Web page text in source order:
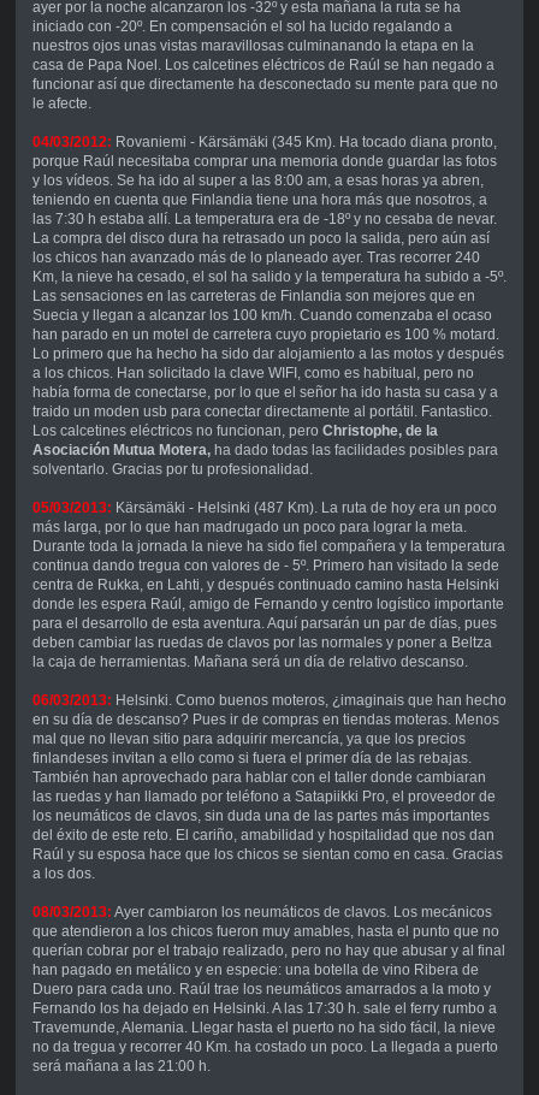
ayer por la noche alcanzaron los -32º y esta mañana la ruta se ha
iniciado con -20º. En compensación el sol ha lucido regalando a
nuestros ojos unas vistas maravillosas culminanando la etapa en la
casa de Papa Noel. Los calcetines eléctricos de Raúl se han negado a
funcionar así que directamente ha desconectado su mente para que no
le afecte.
04/03/2012: Rovaniemi - Kärsämäki (345 Km). Ha tocado diana pronto,
porque Raúl necesitaba comprar una memoria donde guardar las fotos
y los vídeos. Se ha ido al super a las 8:00 am, a esas horas ya abren,
teniendo en cuenta que Finlandia tiene una hora más que nosotros, a
las 7:30 h estaba allí. La temperatura era de -18º y no cesaba de nevar.
La compra del disco dura ha retrasado un poco la salida, pero aún así
los chicos han avanzado más de lo planeado ayer. Tras recorrer 240
Km, la nieve ha cesado, el sol ha salido y la temperatura ha subido a -5º.
Las sensaciones en las carreteras de Finlandia son mejores que en
Suecia y llegan a alcanzar los 100 km/h. Cuando comenzaba el ocaso
han parado en un motel de carretera cuyo propietario es 100 % motard.
Lo primero que ha hecho ha sido dar alojamiento a las motos y después
a los chicos. Han solicitado la clave WIFI, como es habitual, pero no
había forma de conectarse, por lo que el señor ha ido hasta su casa y a
traido un moden usb para conectar directamente al portátil. Fantastico.
Los calcetines eléctricos no funcionan, pero Christophe, de la
Asociación Mutua Motera,ha dado todas las facilidades posibles para
solventarlo. Gracias por tu profesionalidad.
05/03/2013: Kärsämäki - Helsinki (487 Km). La ruta de hoy era un poco
más larga, por lo que han madrugado un poco para lograr la meta.
Durante toda la jornada la nieve ha sido fiel compañera y la temperatura
continua dando tregua con valores de - 5º. Primero han visitado la sede
centra de Rukka, en Lahti, y después continuado camino hasta Helsinki
donde les espera Raúl, amigo de Fernando y centro logístico importante
para el desarrollo de esta aventura. Aquí parsarán un par de días, pues
deben cambiar las ruedas de clavos por las normales y poner a Beltza
la caja de herramientas. Mañana será un día de relativo descanso.
06/03/2013: Helsinki. Como buenos moteros, ¿imaginais que han hecho
en su día de descanso? Pues ir de compras en tiendas moteras. Menos
mal que no llevan sitio para adquirir mercancía, ya que los precios
finlandeses invitan a ello como si fuera el primer día de las rebajas.
También han aprovechado para hablar con el taller donde cambiaran
las ruedas y han llamado por teléfono a Satapiikki Pro, el proveedor de
los neumáticos de clavos, sin duda una de las partes más importantes
del éxito de este reto. El cariño, amabilidad y hospitalidad que nos dan
Raúl y su esposa hace que los chicos se sientan como en casa. Gracias
a los dos.
08/03/2013: Ayer cambiaron los neumáticos de clavos. Los mecánicos
que atendieron a los chicos fueron muy amables, hasta el punto que no
querían cobrar por el trabajo realizado, pero no hay que abusar y al final
han pagado en metálico y en especie: una botella de vino Ribera de
Duero para cada uno. Raúl trae los neumáticos amarrados a la moto y
Fernando los ha dejado en Helsinki. A las 17:30 h. sale el ferry rumbo a
Travemunde, Alemania. Llegar hasta el puerto no ha sido fácil, la nieve
no da tregua y recorrer 40 Km. ha costado un poco. La llegada a puerto
será mañana a las 21:00 h.